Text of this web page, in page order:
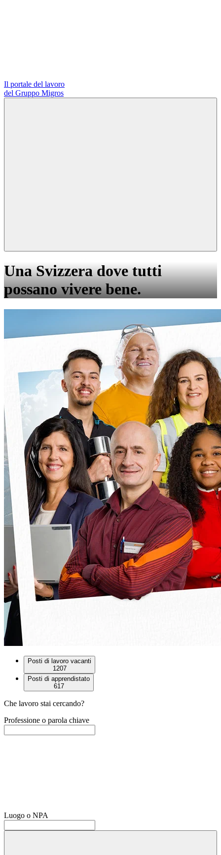
Il portale del lavoro
del Gruppo Migros
Una Svizzera dove tutti
possano vivere bene.
Posti di lavoro vacanti
1207
Posti di apprendistato
617
Che lavoro stai cercando?
Professione o parola chiave
Luogo o NPA